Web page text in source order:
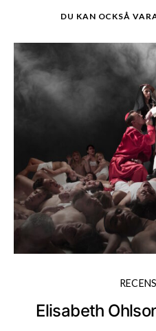
DU KAN OCKSÅ
Elisabeth